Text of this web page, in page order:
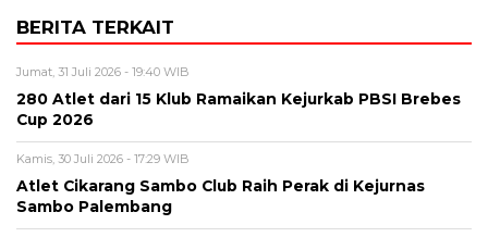
BERITA TERKAIT
Jumat, 31 Juli 2026 - 19:40 WIB
280 Atlet dari 15 Klub Ramaikan Kejurkab PBSI Brebes
Cup 2026
Kamis, 30 Juli 2026 - 17:29 WIB
Atlet Cikarang Sambo Club Raih Perak di Kejurnas
Sambo Palembang